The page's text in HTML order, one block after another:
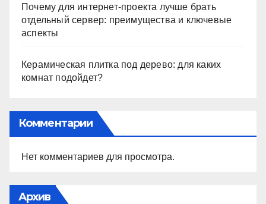
Почему для интернет-проекта лучше брать
отдельный сервер: преимущества и ключевые
аспекты
Керамическая плитка под дерево: для каких
комнат подойдет?
Комментарии
Нет комментариев для просмотра.
Архив